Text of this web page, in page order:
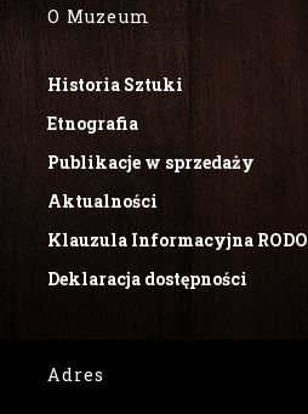
O Muzeum
Historia Sztuki
Etnografia
Publikacje w sprzedaży
Aktualności
Klauzula Informacyjna RODO
Deklaracja dostępności
Adres